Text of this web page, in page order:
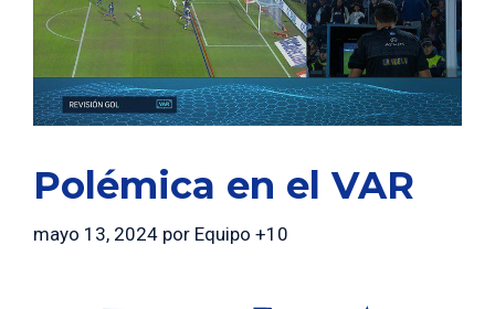
Polémica en el VAR
mayo 13, 2024 por Equipo +10